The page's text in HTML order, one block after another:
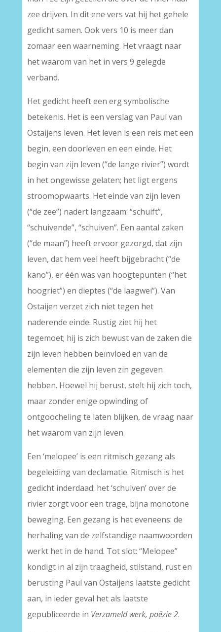
zee drijven. In dit ene vers vat hij het gehele
gedicht samen. Ook vers 10 is meer dan
zomaar een waarneming. Het vraagt naar
het waarom van het in vers 9 gelegde
verband.
Het gedicht heeft een erg symbolische
betekenis. Het is een verslag van Paul van
Ostaijens leven. Het leven is een reis met een
begin, een doorleven en een einde. Het
begin van zijn leven (“de lange rivier”) wordt
in het ongewisse gelaten; het ligt ergens
stroomopwaarts. Het einde van zijn leven
(“de zee”) nadert langzaam: “schuift”,
“schuivende”, “schuiven”. Een aantal zaken
(“de maan”) heeft ervoor gezorgd, dat zijn
leven, dat hem veel heeft bijgebracht (“de
kano”), er één was van hoogtepunten (“het
hoogriet”) en dieptes (“de laagwei”). Van
Ostaijen verzet zich niet tegen het
naderende einde. Rustig ziet hij het
tegemoet; hij is zich bewust van de zaken die
zijn leven hebben beïnvloed en van de
elementen die zijn leven zin gegeven
hebben. Hoewel hij berust, stelt hij zich toch,
maar zonder enige opwinding of
ontgoocheling te laten blijken, de vraag naar
het waarom van zijn leven.
Een ‘melopee’ is een ritmisch gezang als
begeleiding van declamatie. Ritmisch is het
gedicht inderdaad: het ‘schuiven’ over de
rivier zorgt voor een trage, bijna monotone
beweging. Een gezang is het eveneens: de
herhaling van de zelfstandige naamwoorden
werkt het in de hand. Tot slot: “Melopee”
kondigt in al zijn traagheid, stilstand, rust en
berusting Paul van Ostaijens laatste gedicht
aan, in ieder geval het als laatste
gepubliceerde in Verzameld werk, poëzie 2.